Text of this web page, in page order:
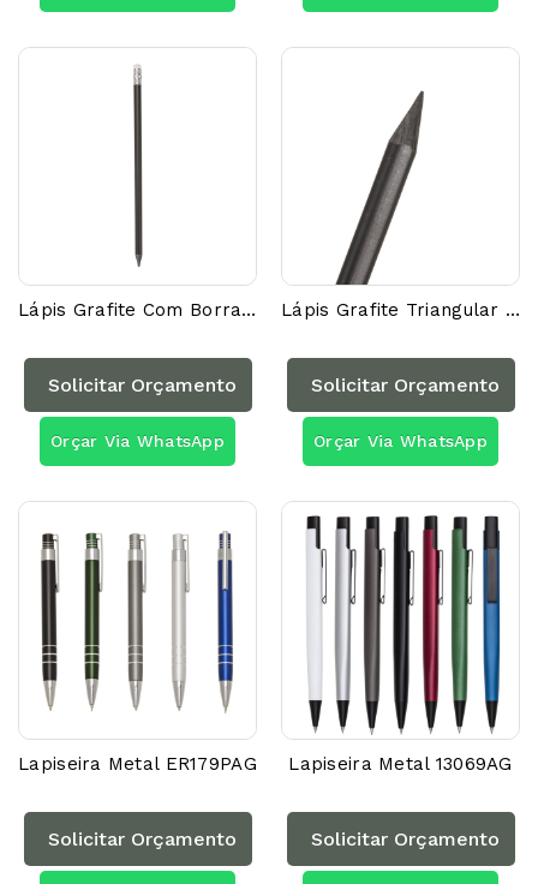
Lápis Grafite Com Borracha 13870AG
Solicitar Orçamento
Orçar Via WhatsApp
Lápis Grafite Triangular Com Borracha 13871AG
Solicitar Orçamento
Orçar Via WhatsApp
Lapiseira Metal ER179PAG
Solicitar Orçamento
Lapiseira Metal 13069AG
Solicitar Orçamento